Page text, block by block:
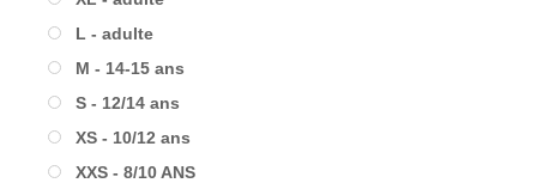
L - adulte
M - 14-15 ans
S - 12/14 ans
XS - 10/12 ans
XXS - 8/10 ANS